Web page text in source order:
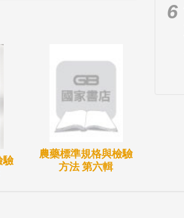
驗
農藥標準規格與檢驗
方法 第六輯
6